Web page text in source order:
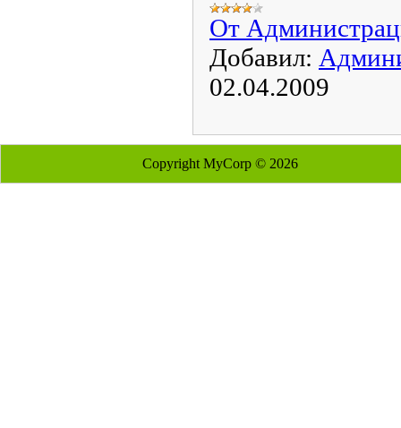
От
Добавил:
02.04.2009
Copyright MyCorp © 2026